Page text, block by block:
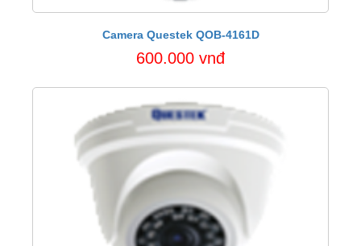
Camera Questek QOB-4161D
600.000 vnđ